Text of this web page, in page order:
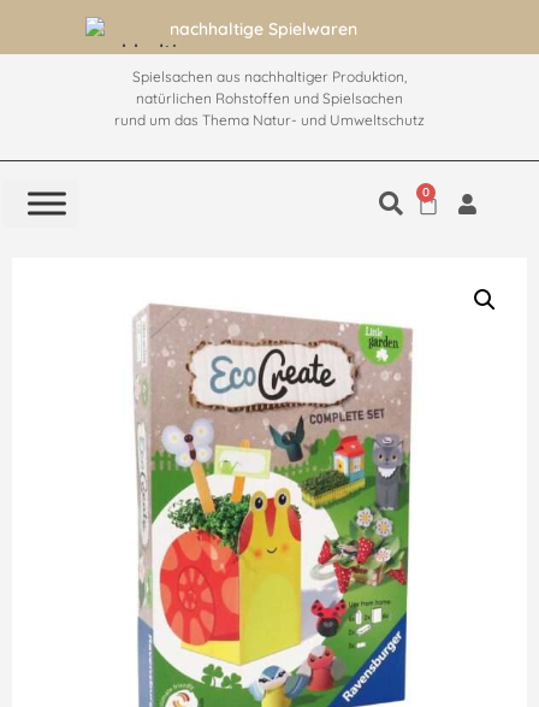
nachhaltige Spielwaren
Spielsachen aus nachhaltiger Produktion,
natürlichen Rohstoffen und Spielsachen
rund um das Thema Natur- und Umweltschutz
0